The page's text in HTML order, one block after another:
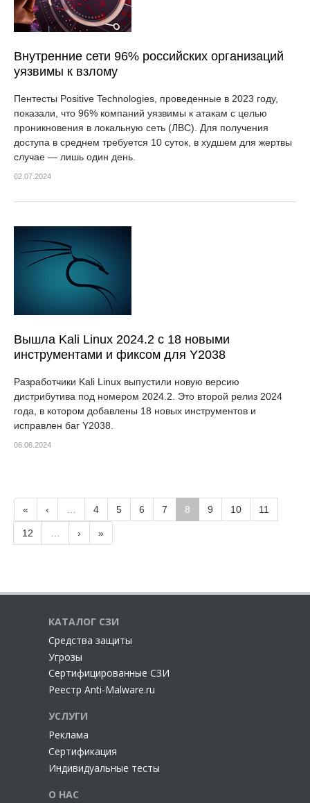
Внутренние сети 96% российских организаций
уязвимы к взлому
Пентесты Positive Technologies, проведенные в 2023 году,
показали, что 96% компаний уязвимы к атакам с целью
проникновения в локальную сеть (ЛВС). Для получения
доступа в среднем требуется 10 суток, в худшем для жертвы
случае — лишь один день.
02.07.2024
Вышла Kali Linux 2024.2 с 18 новыми
инструментами и фиксом для Y2038
Разработчики Kali Linux выпустили новую версию
дистрибутива под номером 2024.2. Это второй релиз 2024
года, в котором добавлены 18 новых инструментов и
исправлен баг Y2038.
06.06.2024
« ‹ 4 5 6 7 8 9 10 11
12 › »
КАТАЛОГ СЗИ
Cредства защиты
Угрозы
Сертифицированные СЗИ
Реестр Anti-Malware.ru
УСЛУГИ
Реклама
Сертификация
Индивидуальные тесты
О НАС